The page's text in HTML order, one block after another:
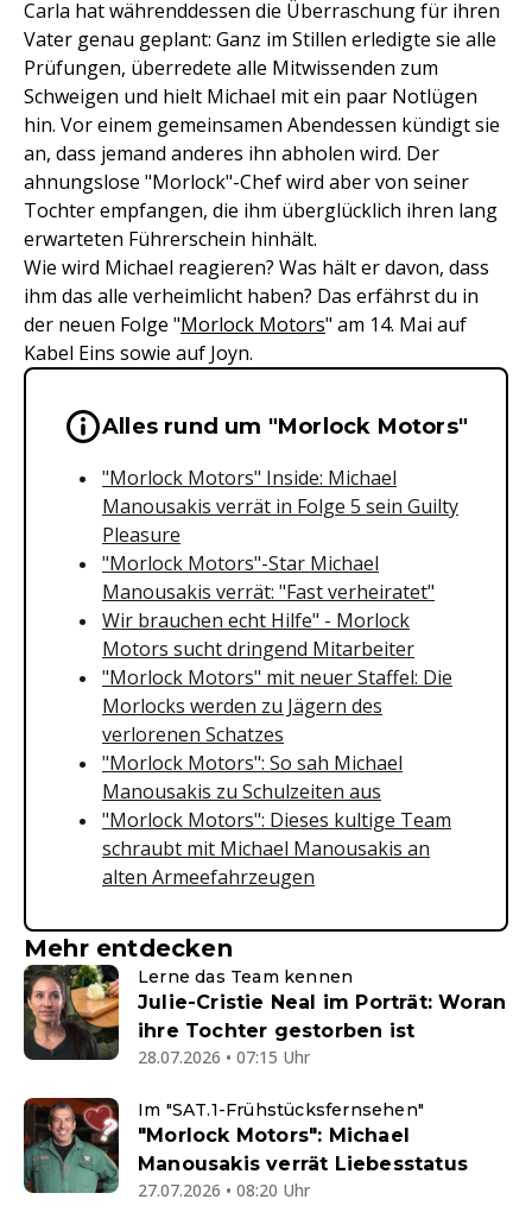
Carla hat währenddessen die Überraschung für ihren
Vater genau geplant: Ganz im Stillen erledigte sie alle
Prüfungen, überredete alle Mitwissenden zum
Schweigen und hielt Michael mit ein paar Notlügen
hin. Vor einem gemeinsamen Abendessen kündigt sie
an, dass jemand anderes ihn abholen wird. Der
ahnungslose "Morlock"-Chef wird aber von seiner
Tochter empfangen, die ihm überglücklich ihren lang
erwarteten Führerschein hinhält.
Wie wird Michael reagieren? Was hält er davon, dass
ihm das alle verheimlicht haben? Das erfährst du in
der neuen Folge "Morlock Motors" am 14. Mai auf
Kabel Eins sowie auf Joyn.
Wichtige Hinweise &
Alles rund um "Morlock Motors"
"Morlock Motors" Inside: Michael
Manousakis verrät in Folge 5 sein Guilty
Pleasure
"Morlock Motors"-Star Michael
Manousakis verrät: "Fast verheiratet"
Wir brauchen echt Hilfe" - Morlock
Motors sucht dringend Mitarbeiter
"Morlock Motors" mit neuer Staffel: Die
Morlocks werden zu Jägern des
verlorenen Schatzes
"Morlock Motors": So sah Michael
Manousakis zu Schulzeiten aus
"Morlock Motors": Dieses kultige Team
schraubt mit Michael Manousakis an
alten Armeefahrzeugen
Mehr entdecken
Lerne das Team kennen
Julie-Cristie Neal im Porträt: Woran
ihre Tochter gestorben ist
28.07.2026 • 07:15 Uhr
Im "SAT.1-Frühstücksfernsehen"
"Morlock Motors": Michael
Manousakis verrät Liebesstatus
27.07.2026 • 08:20 Uhr